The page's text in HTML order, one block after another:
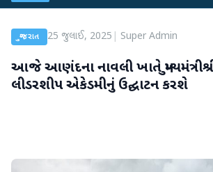
ગુજરાત 25 જુલાઈ, 2025 Super Admin
આજે આણંદના નાવલી ખાતે
લીડરશીપ એકેડમીનું ઉદ્ઘાટન કરશે